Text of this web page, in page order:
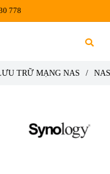
778
TRỮ MẠNG NAS /